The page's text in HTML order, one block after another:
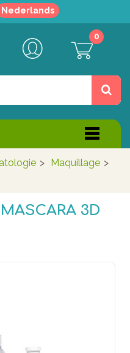
Nederlands
0
> Maquillage >
3D